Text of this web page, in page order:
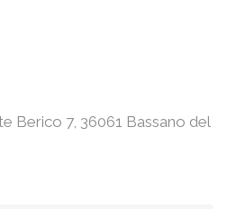
Berico 7, 36061 Bassano del